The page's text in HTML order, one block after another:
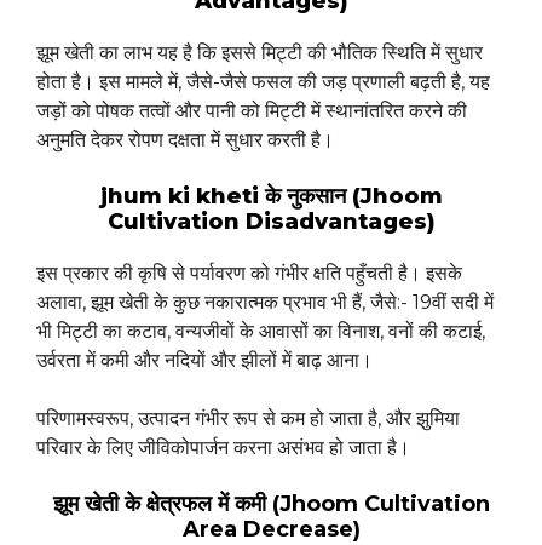
झूम खेती का लाभ यह है कि इससे मिट्टी की भौतिक स्थिति में सुधार
होता है। इस मामले में, जैसे-जैसे फसल की जड़ प्रणाली बढ़ती है, यह
जड़ों को पोषक तत्वों और पानी को मिट्टी में स्थानांतरित करने की
अनुमति देकर रोपण दक्षता में सुधार करती है।
jhum ki kheti के नुकसान (Jhoom
Cultivation Disadvantages)
इस प्रकार की कृषि से पर्यावरण को गंभीर क्षति पहुँचती है। इसके
अलावा, झूम खेती के कुछ नकारात्मक प्रभाव भी हैं, जैसे:- 19वीं सदी में
भी मिट्टी का कटाव, वन्यजीवों के आवासों का विनाश, वनों की कटाई,
उर्वरता में कमी और नदियों और झीलों में बाढ़ आना।
परिणामस्वरूप, उत्पादन गंभीर रूप से कम हो जाता है, और झुमिया
परिवार के लिए जीविकोपार्जन करना असंभव हो जाता है।
झूम खेती के क्षेत्रफल में कमी (Jhoom Cultivation
Area Decrease)